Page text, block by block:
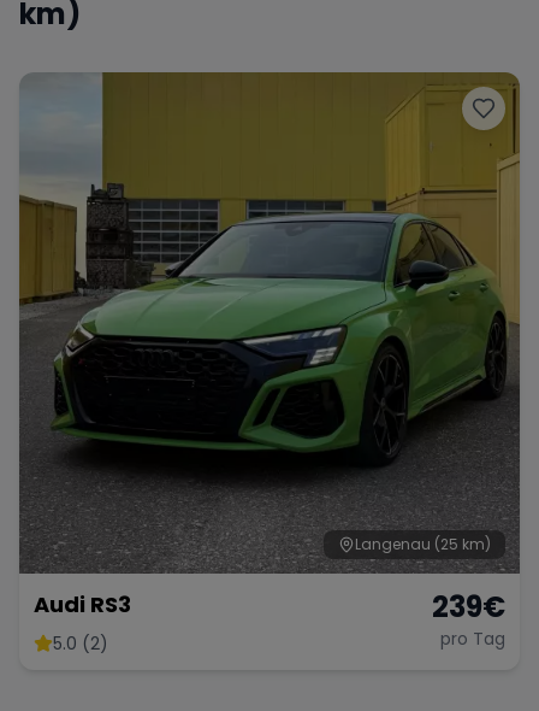
McLaren Jaguar
Tesla Chevrolet Dodge
Bentley Rolls Royce Aston Martin
Bugatti Maserati
Wann
Zeitraum wählen
km)
Langenau (25 km)
Audi RS3
5.0 (2)
239€
pro Tag